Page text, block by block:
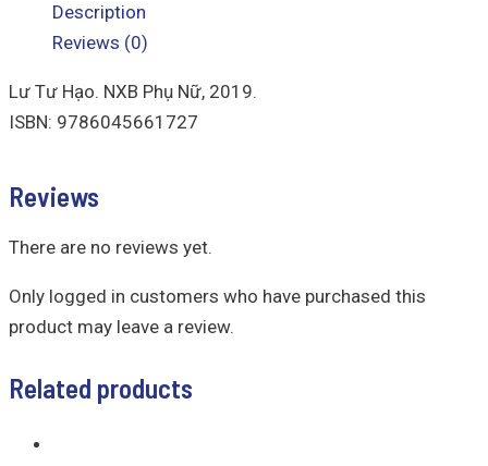
Description
Reviews (0)
Lư Tư Hạo. NXB Phụ Nữ, 2019.
ISBN: 9786045661727
Reviews
There are no reviews yet.
Only logged in customers who have purchased this
product may leave a review.
Related products